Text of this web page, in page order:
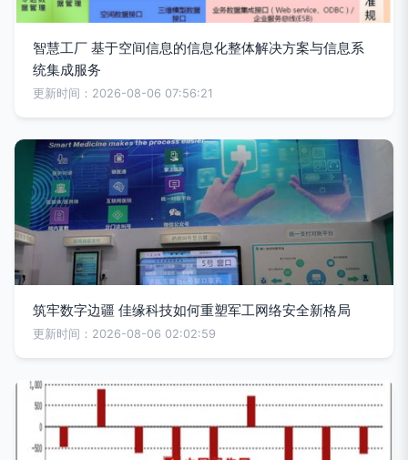
智慧工厂 基于空间信息的信息化整体解决方案与信息系
统集成服务
更新时间：2026-08-06 07:56:21
筑牢数字边疆 佳缘科技如何重塑军工网络安全新格局
更新时间：2026-08-06 02:02:59